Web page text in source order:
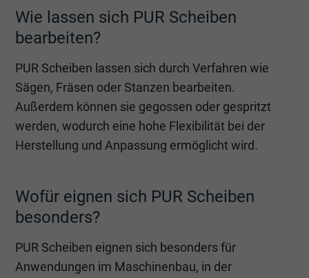
Wie lassen sich PUR Scheiben
bearbeiten?
PUR Scheiben lassen sich durch Verfahren wie
Sägen, Fräsen oder Stanzen bearbeiten.
Außerdem können sie gegossen oder gespritzt
werden, wodurch eine hohe Flexibilität bei der
Herstellung und Anpassung ermöglicht wird.
Wofür eignen sich PUR Scheiben
besonders?
PUR Scheiben eignen sich besonders für
Anwendungen im Maschinenbau, in der